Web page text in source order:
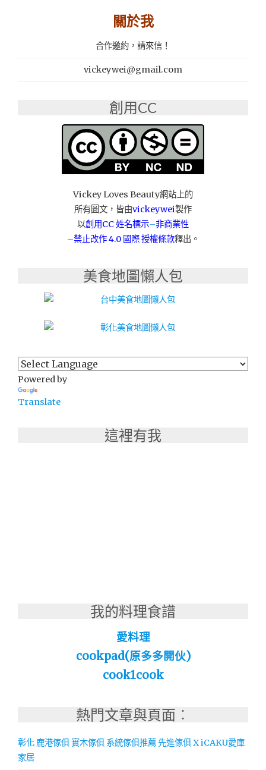
關於我
合作邀約，請來信！
vickeywei@gmail.com
創用CC
Vickey Loves Beauty網站上的
所有圖文，皆由vickeywei製作
以創用CC 姓名標示–非商業性
–禁止改作4.0 國際 授權條款釋出。
美食地圖懶人包
Powered by
Translate
這裡有我
我的料理食譜
愛料理
cookpad(原多多開伙)
cook1cook
熱門文章與頁面︰
彰化 鹿港傢俱 實木傢俱 系統傢俱推薦 先進傢俱 X iCAKU愛庫
家居